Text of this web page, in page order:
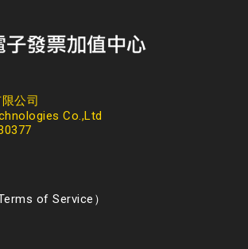
公司
Co.,Ltd
of Service）